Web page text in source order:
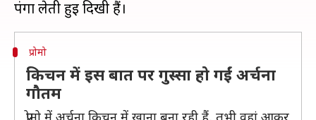
प्रोमो
किचन में इस बात पर गुस्सा हो गईं अर्चना
गौतम
प्रोमो में अर्चना किचन में खाना बना रही हैं, तभी वहां आकर